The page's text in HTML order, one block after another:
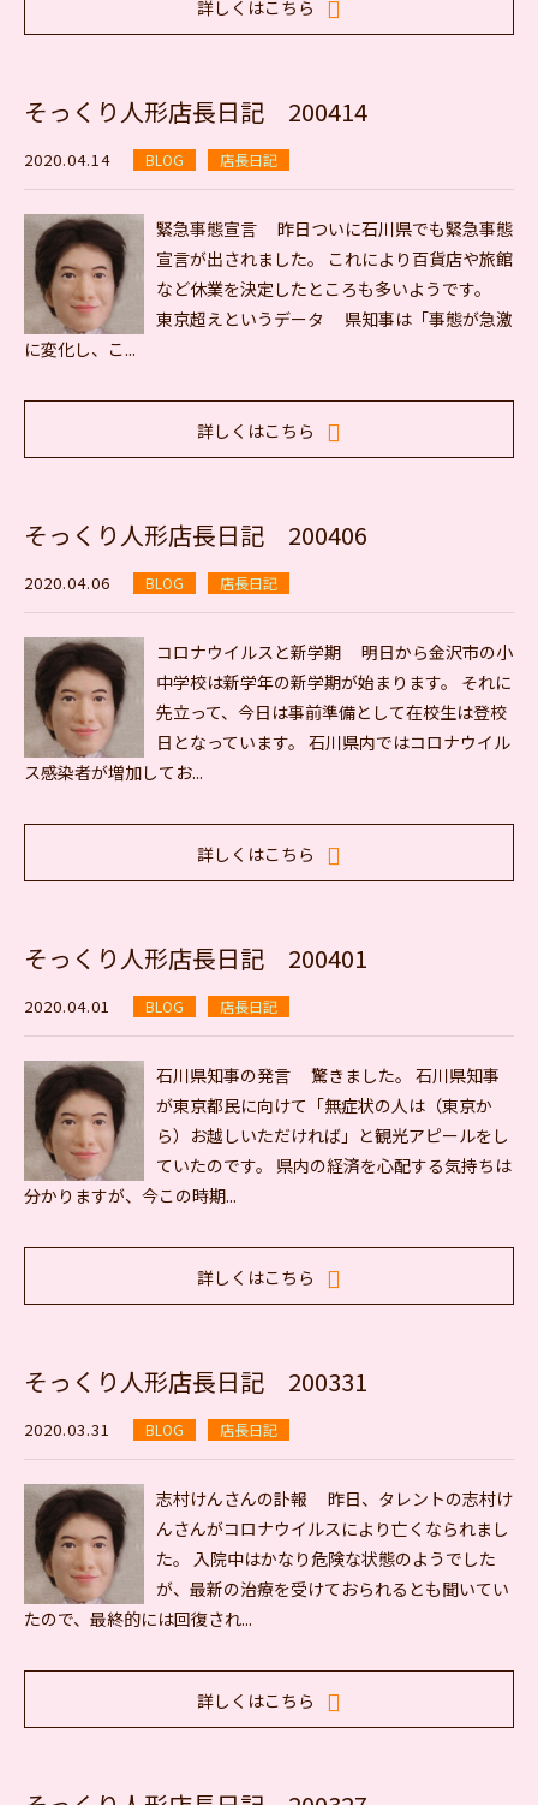
詳しくはこちら
そっくり人形店長日記 200414
2020.04.14 BLOG 店長日記
緊急事態宣言 昨日ついに石川県でも緊急事態
宣言が出されました。 これにより百貨店や旅館
など休業を決定したところも多いようです。
東京超えというデータ 県知事は「事態が急激
に変化し、こ...
詳しくはこちら
そっくり人形店長日記 200406
2020.04.06 BLOG 店長日記
コロナウイルスと新学期 明日から金沢市の小
中学校は新学年の新学期が始まります。 それに
先立って、今日は事前準備として在校生は登校
日となっています。 石川県内ではコロナウイル
ス感染者が増加してお...
詳しくはこちら
そっくり人形店長日記 200401
2020.04.01 BLOG 店長日記
石川県知事の発言 驚きました。 石川県知事
が東京都民に向けて「無症状の人は（東京か
ら）お越しいただければ」と観光アピールをし
ていたのです。 県内の経済を心配する気持ちは
分かりますが、今この時期...
詳しくはこちら
そっくり人形店長日記 200331
2020.03.31 BLOG 店長日記
志村けんさんの訃報 昨日、タレントの志村け
んさんがコロナウイルスにより亡くなられまし
た。 入院中はかなり危険な状態のようでした
が、最新の治療を受けておられるとも聞いてい
たので、最終的には回復され...
詳しくはこちら